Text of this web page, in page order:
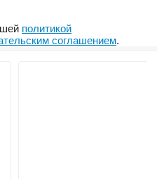
политикой
соглашением.